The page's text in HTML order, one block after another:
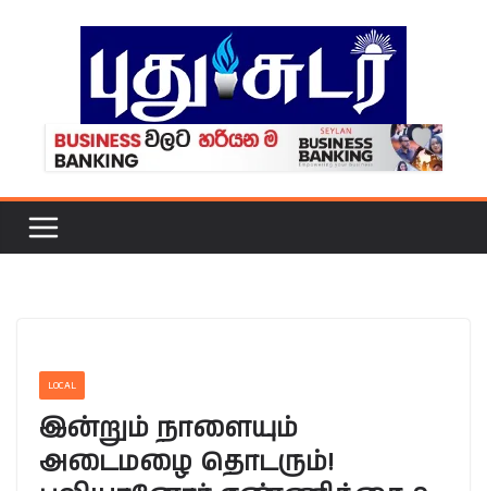
LOCAL
இன்றும் நாளையும்
அடைமழை தொடரும்!